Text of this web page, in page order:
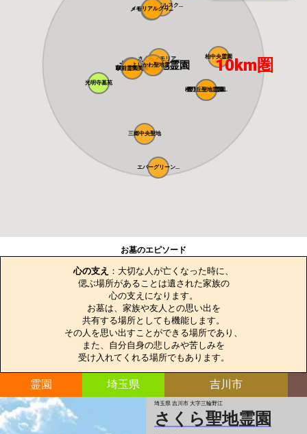
さくらメモリア...
吉川美南霊園
駅前霊園美南
光明寺墓苑
三郷中央聖地
よしかわ聖地霊...
エバーグリーン...
柏中央霊園
メモリアルスク...
メモリアルパー...
メモリアルグリ...
櫻乃丘聖地霊園
櫻乃丘聖地霊園...
さくら聖地霊園 10km圏
お墓のエピソード
心の支え ：大切な人が亡くなった時に、
偲ぶ場所があることは遺された家族の
心の支えになります。
お墓は、家族や友人との思い出を
共有する場所としても機能します。
その人を思い出すことができる場所であり、
また、自分自身の悲しみや苦しみを
受け入れてくれる場所でもあります。
霊園 埼玉県 吉川市
埼玉県 吉川市 大字三輪野江
さくら聖地霊園